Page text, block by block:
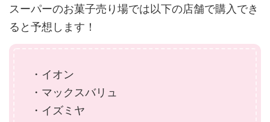
スーパーのお菓子売り場では以下の店舗で購入でき
ると予想します！
・イオン
・マックスバリュ
・イズミヤ